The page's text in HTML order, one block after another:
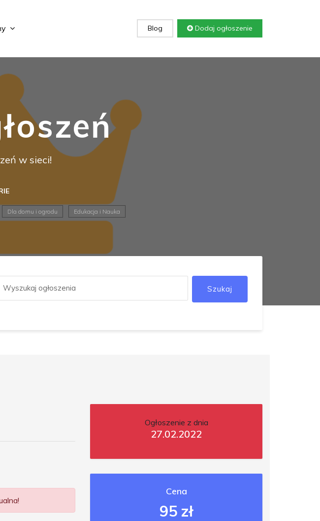
Blog Dodaj ogłoszenie
w sieci!
Dla domu i ogrodu Edukacja i Nauka
Szukaj
Ogłoszenie z dnia
27.02.2022
Cena
95 zł